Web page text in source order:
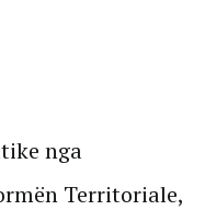
nga
Territoriale,